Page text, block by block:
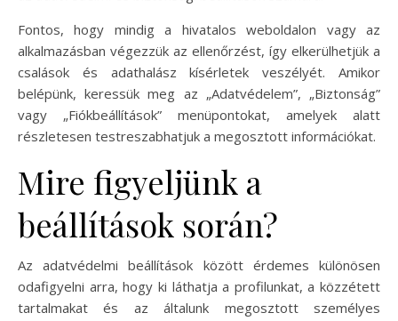
Fontos, hogy mindig a hivatalos weboldalon vagy az
alkalmazásban végezzük az ellenőrzést, így elkerülhetjük a
csalások és adathalász kísérletek veszélyét. Amikor
belépünk, keressük meg az „Adatvédelem”, „Biztonság”
vagy „Fiókbeállítások” menüpontokat, amelyek alatt
részletesen testreszabhatjuk a megosztott információkat.
Mire figyeljünk a
beállítások során?
Az adatvédelmi beállítások között érdemes különösen
odafigyelni arra, hogy ki láthatja a profilunkat, a közzétett
tartalmakat és az általunk megosztott személyes